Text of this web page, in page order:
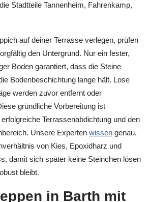
Stadtteile Tannenheim, Fahrenkamp,
auf deiner Terrasse verlegen, prüfen
den Untergrund. Nur ein fester,
Boden garantiert, dass die Steine
Bodenbeschichtung lange hält. Lose
werden zuvor entfernt oder
gründliche Vorbereitung ist
Terrassenabdichtung und den
Unsere Experten wissen genau,
von Kies, Epoxidharz und
damit sich später keine Steinchen lösen
bleibt.
in Barth mit